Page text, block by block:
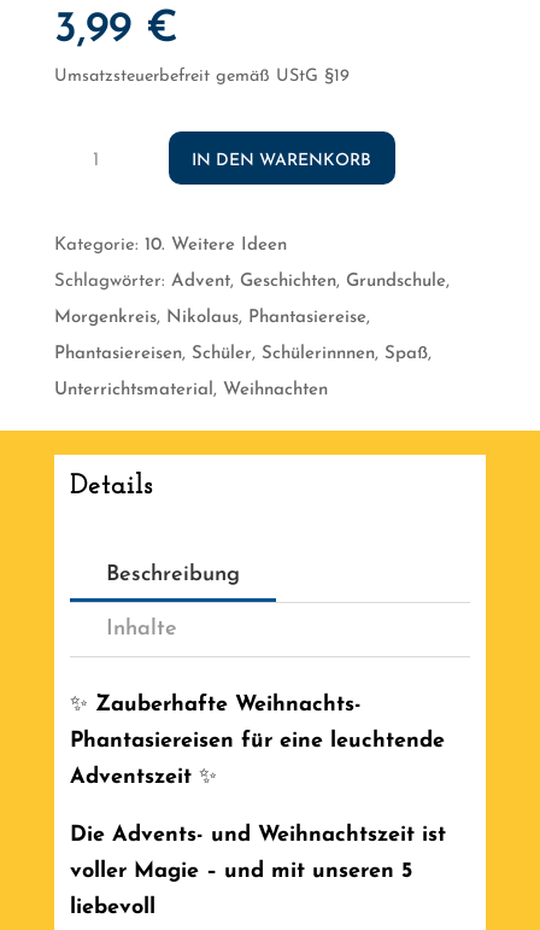
3,99 €
Umsatzsteuerbefreit gemäß UStG §19
Phantasiereisen
für
die
Grundschule
[Digital]
Menge
IN DEN WARENKORB
Kategorie: 10. Weitere Ideen
Schlagwörter: Advent, Geschichten, Grundschule,
Morgenkreis, Nikolaus, Phantasiereise,
Phantasiereisen, Schüler, Schülerinnnen, Spaß,
Unterrichtsmaterial, Weihnachten
Details
Beschreibung
Inhalte
✨ Zauberhafte Weihnachts-
Phantasiereisen für eine leuchtende
Adventszeit ✨
Die Advents- und Weihnachtszeit ist
voller Magie – und mit unseren 5
liebevoll